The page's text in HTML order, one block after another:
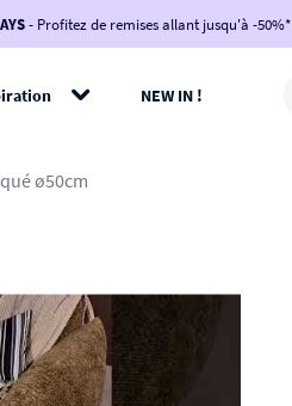
-100€*sur votre commande !
BIKINI100
-voir conditions en bas de page-
- Profitez de remises allant jusqu'à -50%*
NEW IN !
ø50cm